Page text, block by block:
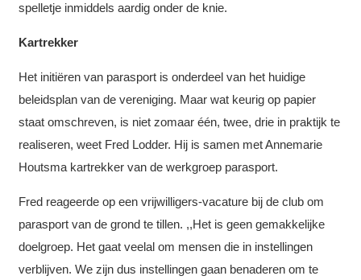
spelletje inmiddels aardig onder de knie.
Kartrekker
Het initiëren van parasport is onderdeel van het huidige
beleidsplan van de vereniging. Maar wat keurig op papier
staat omschreven, is niet zomaar één, twee, drie in praktijk te
realiseren, weet Fred Lodder. Hij is samen met Annemarie
Houtsma kartrekker van de werkgroep parasport.
Fred reageerde op een vrijwilligers-vacature bij de club om
parasport van de grond te tillen. ,,Het is geen gemakkelijke
doelgroep. Het gaat veelal om mensen die in instellingen
verblijven. We zijn dus instellingen gaan benaderen om te